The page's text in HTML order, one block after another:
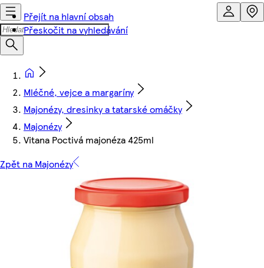
Přejít na hlavní obsah
Přeskočit na vyhledávání
Mléčné, vejce a margaríny
Majonézy, dresinky a tatarské omáčky
Majonézy
Vitana Poctivá majonéza 425ml
Zpět na Majonézy